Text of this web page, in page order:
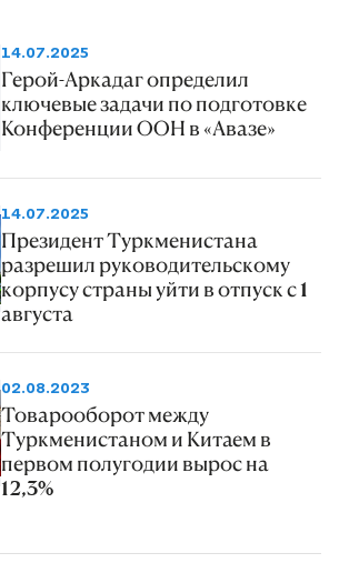
14.07.2025
Герой-Аркадаг определил
ключевые задачи по подготовке
Конференции ООН в «Авазе»
14.07.2025
Президент Туркменистана
разрешил руководительскому
корпусу страны уйти в отпуск с 1
августа
02.08.2023
Товарооборот между
Туркменистаном и Китаем в
первом полугодии вырос на
12,3%